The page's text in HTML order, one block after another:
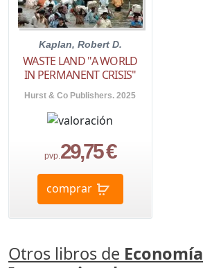
Kaplan, Robert D.
WASTE LAND "A WORLD
IN PERMANENT CRISIS"
Hurst & Co Publishers. 2025
pvp.29,75 €
comprar
Otros libros de Economía